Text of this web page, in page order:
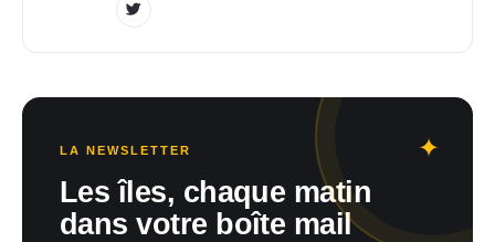
LA NEWSLETTER
Les îles, chaque matin
dans votre boîte mail